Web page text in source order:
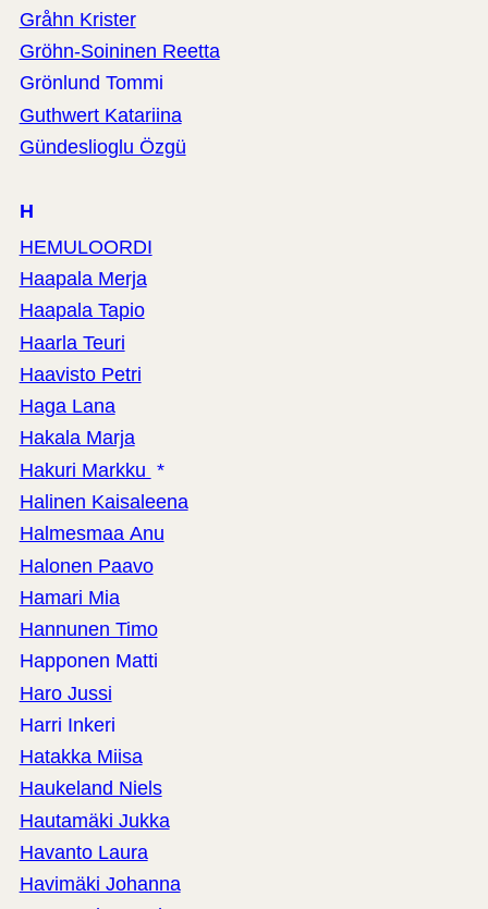
Gråhn Krister
Gröhn-Soininen Reetta
Grönlund Tommi
Guthwert Katariina
Gündeslioglu Özgü
H
HEMULOORDI
Haapala Merja
Haapala Tapio
Haarla Teuri
Haavisto Petri
Haga Lana
Hakala Marja
Hakuri Markku *
Halinen Kaisaleena
Halmesmaa Anu
Halonen Paavo
Hamari Mia
Hannunen Timo
Happonen Matti
Haro Jussi
Harri Inkeri
Hatakka Miisa
Haukeland Niels
Hautamäki Jukka
Havanto Laura
Havimäki Johanna